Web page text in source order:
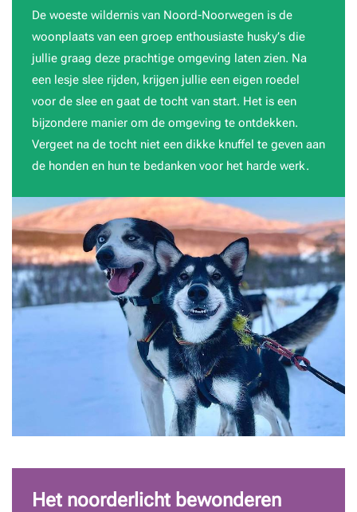
De woeste wildernis van Noord-Noorwegen is de
woonplaats van een groep enthousiaste husky’s die
jullie graag deze prachtige omgeving laten zien. Na
een lesje slee rijden, krijgen jullie een eigen roedel
voor de slee en gaat de tocht van start. Het is een
bijzondere manier om de omgeving te ontdekken.
Vergeet na de tocht niet een dikke knuffel te geven aan
de honden en hun te bedanken voor het harde werk.
Het noorderlicht bewonderen